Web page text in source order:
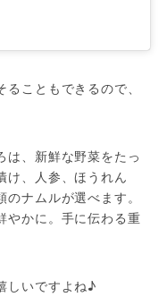
こともできるので、
は、新鮮な野菜をたっ
け、人参、ほうれん
ナムルが選べます。
やかに。手に伝わる重
しいですよね♪